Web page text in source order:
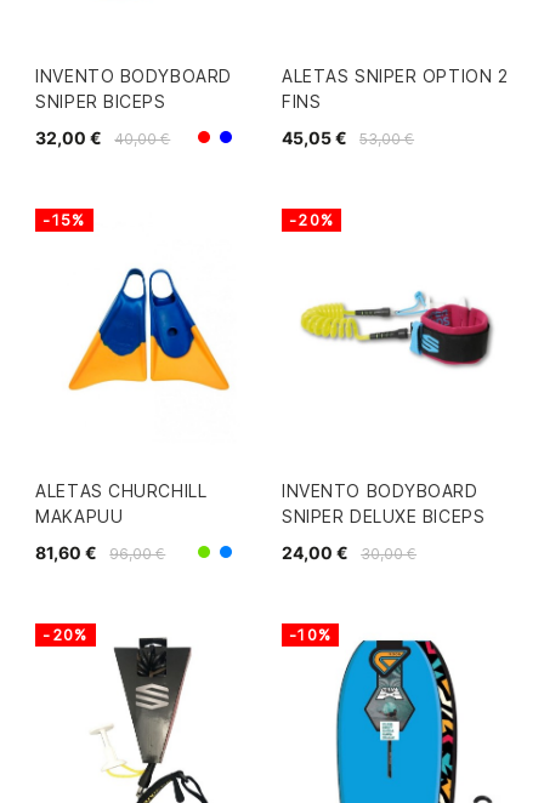
INVENTO BODYBOARD
SNIPER BICEPS
40,00 €
32,00 € Rojo/Verde
Azul/Gris
ALETAS SNIPER OPTION 2
FINS
53,00 €
45,05 €
ALETAS CHURCHILL
MAKAPUU
96,00 €
81,60 € VerdeAmarillo/Azul
-15%
INVENTO BODYBOARD
SNIPER DELUXE BICEPS
30,00 €
24,00 €
-20%
-20% -10%